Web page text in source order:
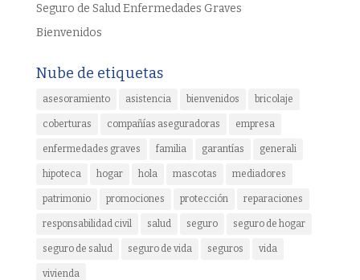
Seguro de Salud Enfermedades Graves
Bienvenidos
Nube de etiquetas
asesoramiento asistencia bienvenidos bricolaje
coberturas compañías aseguradoras empresa
enfermedades graves familia garantías generali
hipoteca hogar hola mascotas mediadores
patrimonio promociones protección reparaciones
responsabilidad civil salud seguro seguro de hogar
seguro de salud seguro de vida seguros vida
vivienda